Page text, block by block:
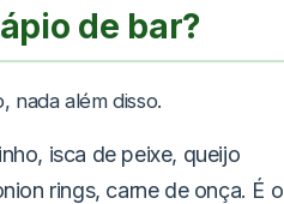
de bar?
nada além disso.
isca de peixe, queijo
rings, carne de onça. É o